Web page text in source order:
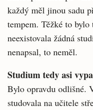
každý měl jinou sadu
tempem. Těžké to
neexistovala žádná
nenapsal, to neměl.
Studium tedy asi
Bylo opravdu odlišné.
studovala na učitele